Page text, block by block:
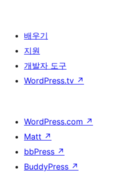
배우기
지원
개발자 도구
WordPress.tv ↗
WordPress.com ↗
Matt ↗
bbPress ↗
BuddyPress ↗